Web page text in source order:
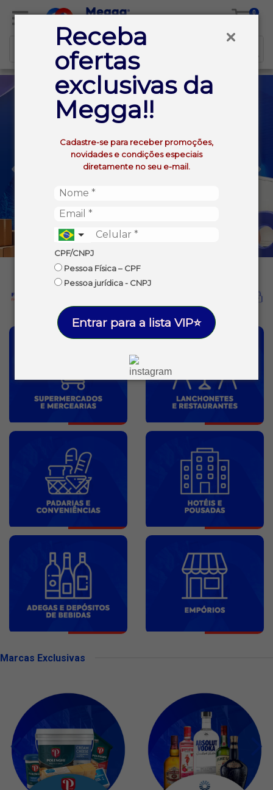
Receba
ofertas
exclusivas da
Megga!!
Cadastre-se para receber promoções,
novidades e condições especiais
diretamente no seu e-mail.
CPF/CNPJ
Pessoa Física – CPF
Pessoa jurídica - CNPJ
Entrar para a lista VIP⭐
0
Marcas Exclusivas